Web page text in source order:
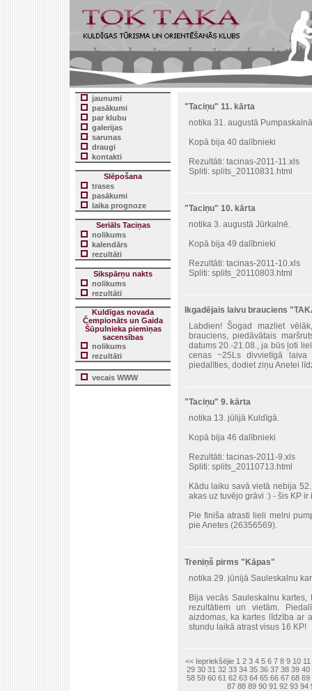
jaunumi
pasākumi
par klubu
galerijas
sarunas
draugi
kontakti
Slēpošana
trases
pasākumi
laika prognoze
Seriāls Taciņas
nolikums
kalendārs
rezultāti
Sikspārņu nakts
nolikums
rezultāti
Kuldīgas novada
Čempionāts un Gaida
Šūpulnieka piemiņas
sacensības
nolikums
rezultāti
vecais WWW
"Taciņu" 11. kārta
notika 31. augustā
Kopā bija 40 dalībnieki
Rezultāti: tacinas-2011-11.xls
Spliti: splits_20110831.html
"Taciņu" 10. kārta
notika 3. augustā Jūrkalnē.
Kopā bija 49 dalībnieki
Rezultāti: tacinas-2011-10.xls
Spliti: splits_20110803.html
Ikgadējais laivu brauciens
Labdien! Šogad mazliet
brauciens, piedāvātais
datums 20.-21.08., ja būs ļoti
cenas ~25Ls divvietīgā
piedalīties, dodiet ziņu Anetei
"Taciņu" 9. kārta
notika 13. jūlijā Kuldīgā.
Kopā bija 46 dalībnieki
Rezultāti: tacinas-2011-9.xls
Spliti: splits_20110713.html
Kādu laiku savā vietā nebija
akas uz tuvējo grāvi :) - šis KP
Pie finiša atrasti lieli melni
pie Anetes (26356569).
Treniņš pirms "Kāpas"
notika 29. jūnijā Sauleskalnu
Bija vecās Sauleskalnu
rezultātiem un vietām.
aizdomas, ka kartes līdzība ar
stundu laikā atrast visus 16 KP!
<< Iepriekšējie 1 2 3 4 5 6 7 8 9 10 11
29 30 31 32 33 34 35 36 37 38 39 40
58 59 60 61 62 63 64 65 66 67 68 69
87 88 89 90 91 92 93 94